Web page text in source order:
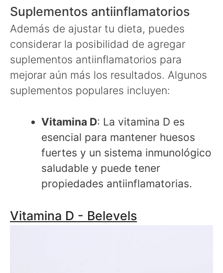
Suplementos antiinflamatorios
Además de ajustar tu dieta, puedes
considerar la posibilidad de agregar
suplementos antiinflamatorios para
mejorar aún más los resultados. Algunos
suplementos populares incluyen:
Vitamina D: La vitamina D es
esencial para mantener huesos
fuertes y un sistema inmunológico
saludable y puede tener
propiedades antiinflamatorias.
Vitamina D - Belevels